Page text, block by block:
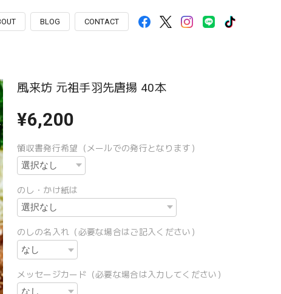
BLOG CONTACT
風来坊 元祖手羽先唐揚 40本
¥6,200
領収書発行希望（メールでの発行となります）
のし・かけ紙は
のしの名入れ（必要な場合はご記入ください）
メッセージカード（必要な場合は入力してください）